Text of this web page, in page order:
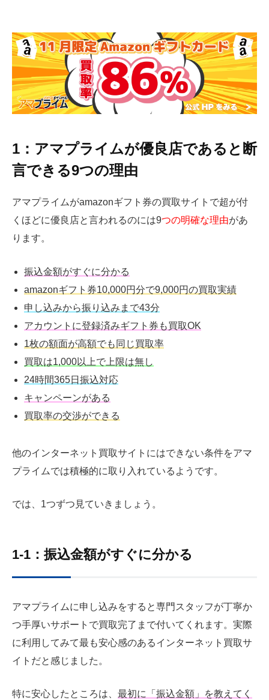
1：アマプライムが優良店であると断
言できる9つの理由
アマプライムがamazonギフト券の買取サイトで超が付
くほどに優良店と言われるのには9つの明確な理由があ
ります。
振込金額がすぐに分かる
amazonギフト券10,000円分で9,000円の買取実績
申し込みから振り込みまで43分
アカウントに登録済みギフト券も買取OK
1枚の額面が高額でも同じ買取率
買取は1,000以上で上限は無し
24時間365日振込対応
キャンペーンがある
買取率の交渉ができる
他のインターネット買取サイトにはできない条件をアマ
プライムでは積極的に取り入れているようです。
では、1つずつ見ていきましょう。
1-1：振込金額がすぐに分かる
アマプライムに申し込みをすると専門スタッフが丁寧か
つ手厚いサポートで買取完了まで付いてくれます。実際
に利用してみて最も安心感のあるインターネット買取サ
イトだと感じました。
特に安心したところは、 最初に「振込金額」を教えてく